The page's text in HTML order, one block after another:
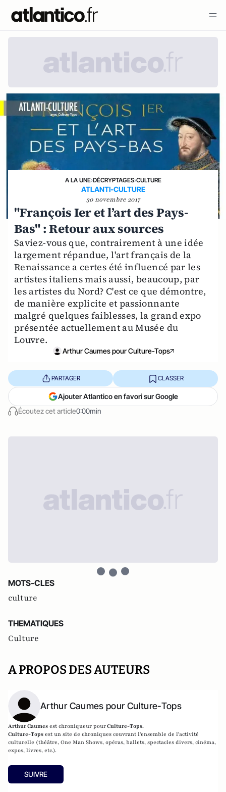
A LA UNE›DÉCRYPTAGES›CULTURE
ATLANTI-CULTURE
30 novembre 2017
"François Ier et l’art des Pays-
Bas" : Retour aux sources
Saviez-vous que, contrairement à une idée
largement répandue, l'art français de la
Renaissance a certes été influencé par les
artistes italiens mais aussi, beaucoup, par
les artistes du Nord? C'est ce que démontre,
de manière explicite et passionnante
malgré quelques faiblesses, la grand expo
présentée actuellement au Musée du
Louvre.
Arthur Caumes pour Culture-Tops
Écoutez cet article0:00min
PARTAGER CLASSER
Ajouter Atlantico en favori sur Google
MOTS-CLES
culture
THEMATIQUES
Culture
A PROPOS DES AUTEURS
Arthur Caumes pour Culture-Tops
Arthur Caumes est chroniqueur pourCulture-Tops.
Culture-Tops est un site de chroniques couvrant l'ensemble de l'activité
culturelle (théâtre, One Man Shows, opéras, ballets, spectacles divers, cinéma,
expos, livres, etc.).
SUIVRE